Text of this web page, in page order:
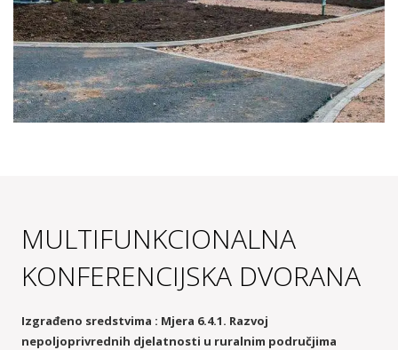
MULTIFUNKCIONALNA
KONFERENCIJSKA DVORANA
Izgrađeno sredstvima : Mjera 6.4.1. Razvoj
nepoljoprivrednih djelatnosti u ruralnim područjima